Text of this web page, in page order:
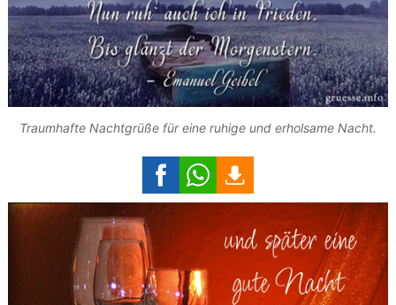
Traumhafte Nachtgrüße für eine ruhige und erholsame Nacht.